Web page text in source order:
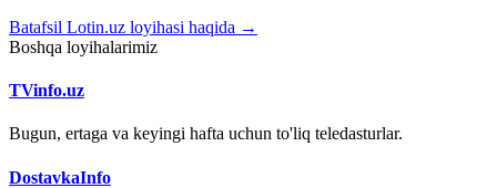
Batafsil Lotin.uz loyihasi haqida →
Boshqa loyihalarimiz
TVinfo.uz
Bugun, ertaga va keyingi hafta uchun to'liq teledasturlar.
DostavkaInfo